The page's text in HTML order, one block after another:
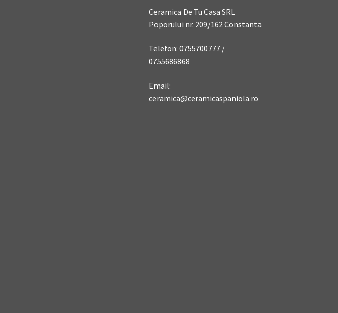
Ceramica De Tu Casa SRL
Poporului nr. 209/162 Constanta
Telefon: 0755700777 /
0755686868
Email:
ceramica@ceramicaspaniola.ro